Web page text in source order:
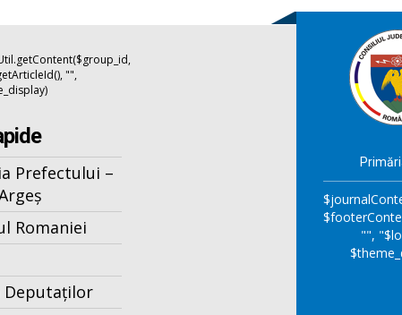
"",
Prefectului –
Romaniei
Deputaților
"",